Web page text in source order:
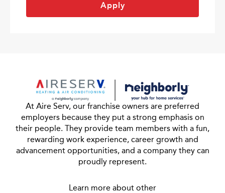
Apply
At Aire Serv, our franchise owners are preferred
employers because they put a strong emphasis on
their people. They provide team members with a fun,
rewarding work experience, career growth and
advancement opportunities, and a company they can
proudly represent.
Learn more about other